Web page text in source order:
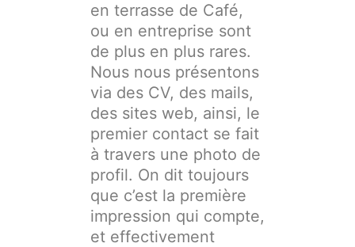
en terrasse de Café,
ou en entreprise sont
de plus en plus rares.
Nous nous présentons
via des CV, des mails,
des sites web, ainsi, le
premier contact se fait
à travers une photo de
profil. On dit toujours
que c’est la première
impression qui compte,
et effectivement